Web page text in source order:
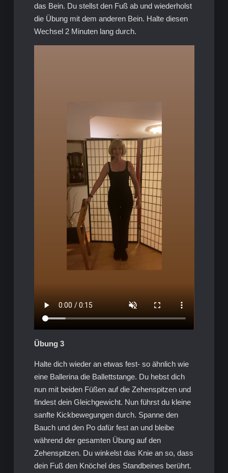
das Bein. Du stellst den Fuß ab und wiederholst
die Übung mit dem anderen Bein. Halte diesen
Wechsel 2 Minuten lang durch.
Übung 3
Halte dich wieder an etwas fest- so ähnlich wie
eine Ballerina die Ballettstange. Du hebst dich
nun mit beiden Füßen auf die Zehenspitzen und
findest dein Gleichgewicht. Nun führst du kleine
sanfte Kickbewegungen durch. Spanne den
Bauch und den Po dafür fest an und bleibe
während der gesamten Übung auf den
Zehenspitzen. Du winkelst das Knie an so, dass
dein Fuß den Knöchel des Standbeines berührt.